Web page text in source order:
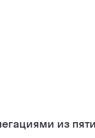
из